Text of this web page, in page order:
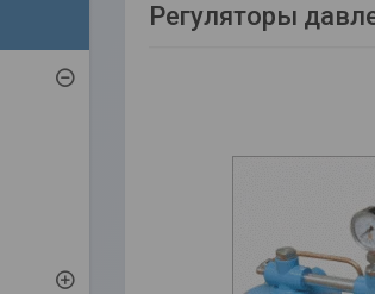
Регуляторы